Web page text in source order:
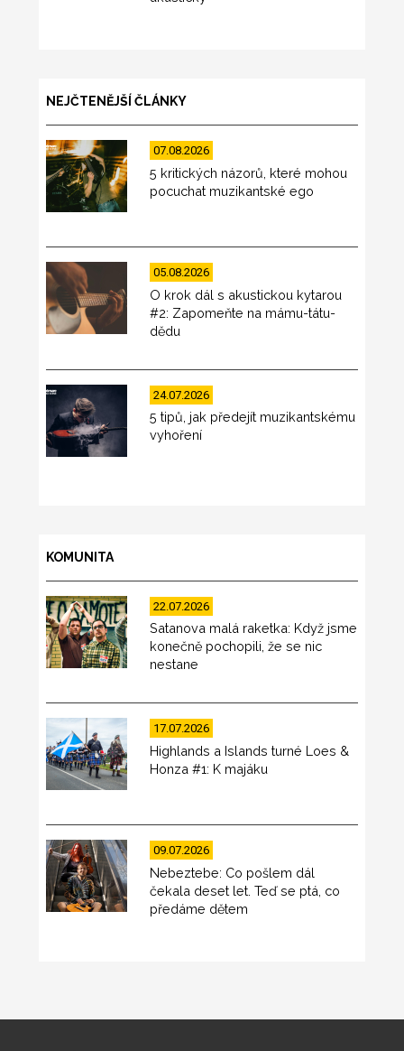
NEJČTENĚJŠÍ ČLÁNKY
07.08.2026
5 kritických názorů, které mohou
pocuchat muzikantské ego
05.08.2026
O krok dál s akustickou kytarou
#2: Zapomeňte na mámu-tátu-
dědu
24.07.2026
5 tipů, jak předejít muzikantskému
vyhoření
KOMUNITA
22.07.2026
Satanova malá raketka: Když jsme
konečně pochopili, že se nic
nestane
17.07.2026
Highlands a Islands turné Loes &
Honza #1: K majáku
09.07.2026
Nebeztebe: Co pošlem dál
čekala deset let. Teď se ptá, co
předáme dětem